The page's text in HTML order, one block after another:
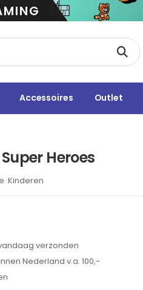
Accessoires Outlet
Heroes
,
Kinderen
verzonden
Nederland v.a. 100,-